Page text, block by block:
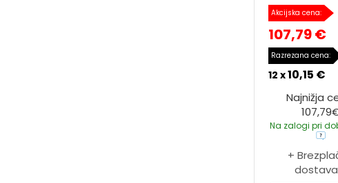
Akcijska cena:
107,79 €
Razrezana cena:
12 x10,15 €
Najnižja
Na zalogi pri
+
dostava